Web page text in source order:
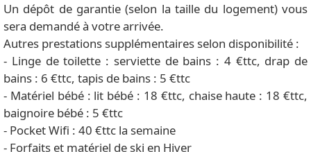
Un dépôt de garantie (selon la taille du logement) vous
sera demandé à votre arrivée.
Autres prestations supplémentaires selon disponibilité :
- Linge de toilette : serviette de bains : 4 €ttc, drap de
bains : 6 €ttc, tapis de bains : 5 €ttc
- Matériel bébé : lit bébé : 18 €ttc, chaise haute : 18 €ttc,
baignoire bébé : 5 €ttc
- Pocket Wifi : 40 €ttc la semaine
- Forfaits et matériel de ski en Hiver